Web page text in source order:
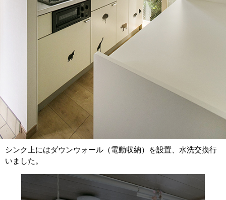
シンク上にはダウンウォール（電動収納）を設置、水洗交換行
いました。